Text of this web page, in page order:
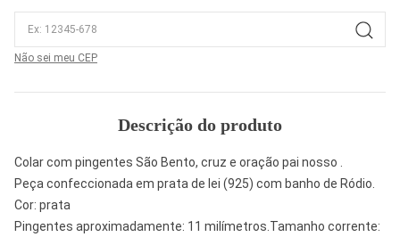
Não sei meu CEP
Descrição do produto
Colar com pingentes São Bento, cruz e oração pai nosso .
Peça confeccionada em prata de lei (925) com banho de Ródio.
Cor: prata
Pingentes aproximadamente: 11 milímetros.Tamanho corrente: